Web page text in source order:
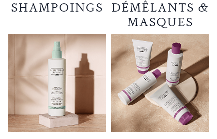
SHAMPOINGS
DÉMÊLANTS &
MASQUES